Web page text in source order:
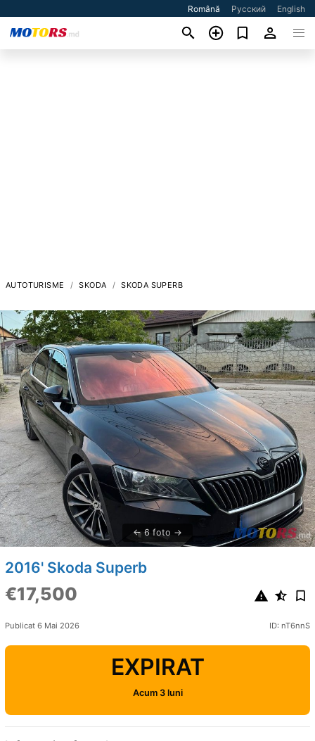
Română Русский English
AUTOTURISME SKODA SKODA SUPERB
6 foto
2016' Skoda Superb
€17,500
Publicat 6 Mai 2026 ID: nT6nnS
EXPIRAT
Acum 3 luni